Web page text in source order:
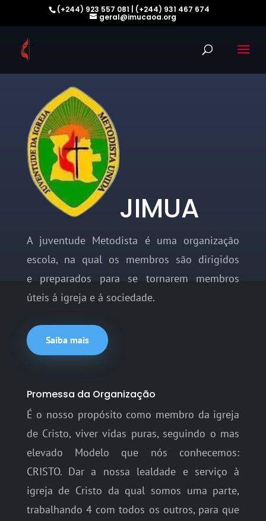
(+244) 923 557 081 | (+244) 931 467 674
geral@imucaoa.org
JIMUA
A juventude Metodista é uma organização
escola, na qual os membros são dirigidos
e preparados para se tornarem membros
úteis á igreja e á sociedade.
Saiba mais
Promessa da Organização
É o nosso propósito como membro da igreja
de Cristo, viver vidas puras, seguindo o mas
elevado Modelo que nós conhecemos:
CRISTO. Dar a nossa lealdade e serviço à
igreja de Cristo da qual somos uma parte,
trabalhando 4 com todos os outros, para que